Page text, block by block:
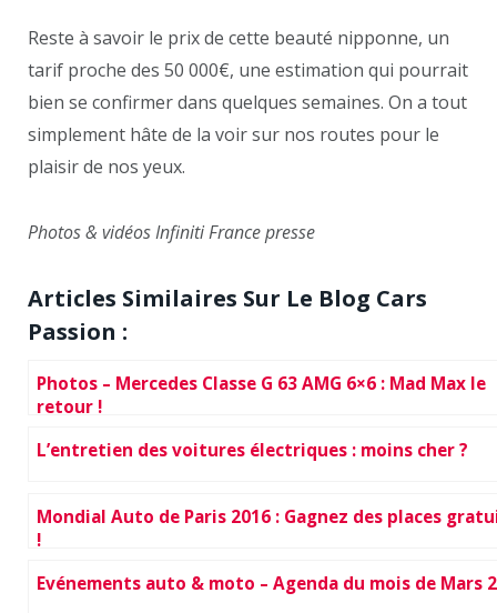
Reste à savoir le prix de cette beauté nipponne, un
tarif proche des 50 000€, une estimation qui pourrait
bien se confirmer dans quelques semaines. On a tout
simplement hâte de la voir sur nos routes pour le
plaisir de nos yeux.
Photos & vidéos Infiniti France presse
Articles Similaires Sur Le Blog Cars
Passion :
Photos – Mercedes Classe G 63 AMG 6×6 : Mad Max le
retour !
L’entretien des voitures électriques : moins cher ?
Mondial Auto de Paris 2016 : Gagnez des places
!
Evénements auto & moto – Agenda du mois de Mars